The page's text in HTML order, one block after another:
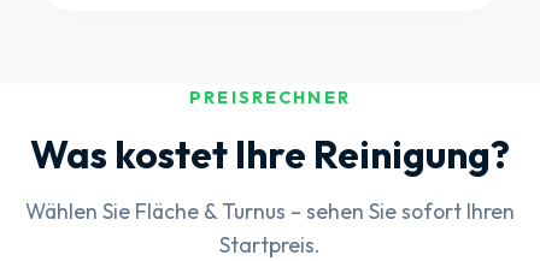
PREISRECHNER
Was kostet Ihre Reinigung?
Wählen Sie Fläche & Turnus – sehen Sie sofort Ihren
Startpreis.